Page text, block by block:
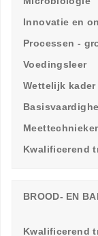
Innovatie en
Processen -
Voedingsleer
Wettelijk kader
Kwalificerend
BROOD- EN
Kwalificerend